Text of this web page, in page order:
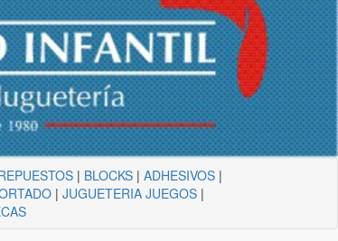
| BLOCKS |ADHESIVOS |
| JUGUETERIA JUEGOS|